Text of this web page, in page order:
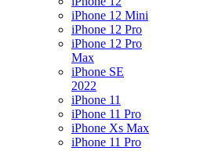
iPhone 12 Mini
iPhone 12 Pro
iPhone 12 Pro
Max
iPhone SE
2022
iPhone 11
iPhone 11 Pro
iPhone Xs Max
iPhone 11 Pro